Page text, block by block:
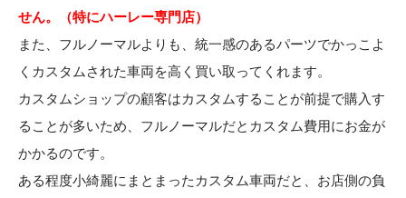
せん。（特にハーレー専門店）
また、フルノーマルよりも、統一感のあるパーツでかっこよ
くカスタムされた車両を高く買い取ってくれます。
カスタムショップの顧客はカスタムすることが前提で購入す
ることが多いため、フルノーマルだとカスタム費用にお金が
かかるのです。
ある程度小綺麗にまとまったカスタム車両だと、お店側の負